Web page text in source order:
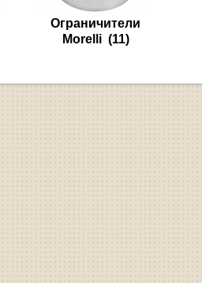
Ограничители
Morelli(11)